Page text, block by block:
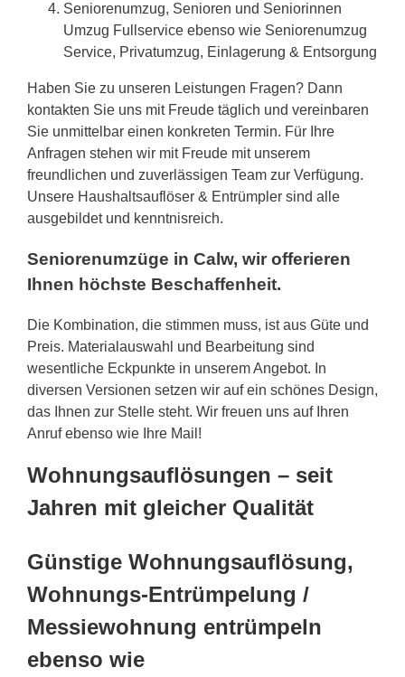
Seniorenumzug, Senioren und Seniorinnen
Umzug Fullservice ebenso wie Seniorenumzug
Service, Privatumzug, Einlagerung & Entsorgung
Haben Sie zu unseren Leistungen Fragen? Dann
kontakten Sie uns mit Freude täglich und vereinbaren
Sie unmittelbar einen konkreten Termin. Für Ihre
Anfragen stehen wir mit Freude mit unserem
freundlichen und zuverlässigen Team zur Verfügung.
Unsere Haushaltsauflöser & Entrümpler sind alle
ausgebildet und kenntnisreich.
Seniorenumzüge in Calw, wir offerieren
Ihnen höchste Beschaffenheit.
Die Kombination, die stimmen muss, ist aus Güte und
Preis. Materialauswahl und Bearbeitung sind
wesentliche Eckpunkte in unserem Angebot. In
diversen Versionen setzen wir auf ein schönes Design,
das Ihnen zur Stelle steht. Wir freuen uns auf Ihren
Anruf ebenso wie Ihre Mail!
Wohnungsauflösungen – seit
Jahren mit gleicher Qualität
Günstige Wohnungsauflösung,
Wohnungs-Entrümpelung /
Messiewohnung entrümpeln
ebenso wie